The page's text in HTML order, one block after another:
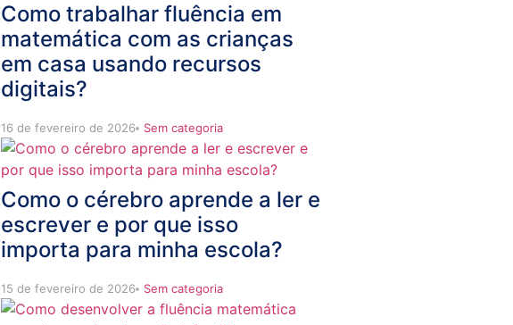
Como trabalhar fluência em
matemática com as crianças
em casa usando recursos
digitais?
16 de fevereiro de 2026 Sem categoria
Como o cérebro aprende a ler e
escrever e por que isso
importa para minha escola?
15 de fevereiro de 2026 Sem categoria